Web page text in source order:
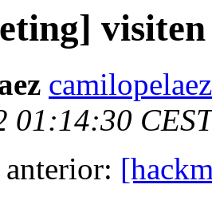
01:14:30